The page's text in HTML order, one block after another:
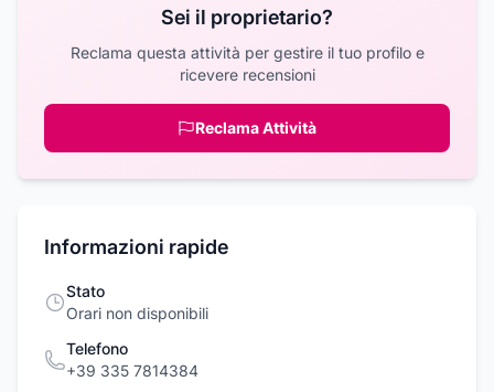
Sei il proprietario?
Reclama questa attività per gestire il tuo profilo e
ricevere recensioni
Reclama Attività
Informazioni rapide
Stato
Orari non disponibili
Telefono
+39 335 7814384